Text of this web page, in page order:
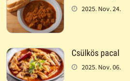
2025. Nov. 24.
Csülkös pacal
2025. Nov. 06.